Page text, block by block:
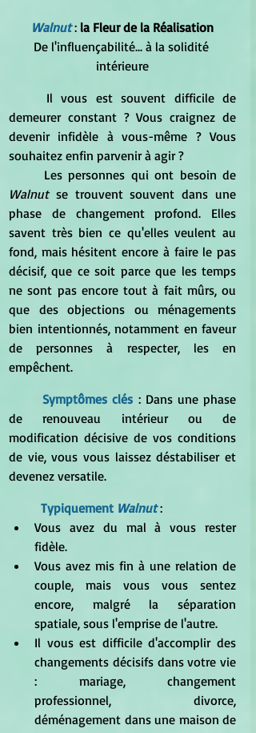
Walnut : la Fleur de la Réalisation
De l'influençabilité... à la solidité
intérieure
demeurer constant ? Vous craignez de
devenir infidèle à vous-même ? Vous
souhaitez enfin parvenir à agir ?
Walnut se trouvent souvent dans une
phase de changement profond. Elles
savent très bien ce qu'elles veulent au
fond, mais hésitent encore à faire le pas
décisif, que ce soit parce que les temps
ne sont pas encore tout à fait mûrs, ou
que des objections ou ménagements
bien intentionnés, notamment en faveur
de personnes à respecter, les en
empêchent.
Symptômes clés : Dans une phase
de renouveau intérieur ou de
modification décisive de vos conditions
de vie, vous vous laissez déstabiliser et
devenez versatile.
Typiquement Walnut :
Vous avez du mal à vous rester
fidèle.
Vous avez mis fin à une relation de
couple, mais vous vous sentez
encore, malgré la séparation
spatiale, sous l'emprise de l'autre.
Il vous est difficile d'accomplir des
changements décisifs dans votre vie
: mariage, changement
professionnel, divorce,
déménagement dans une maison de